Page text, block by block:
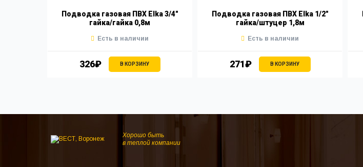
Подводка газовая ПВХ Elka 3/4"
гайка/гайка 0,8м
326₽ В КОРЗИНУ
Есть в наличии
Подводка газовая ПВХ Elka 1/2"
гайка/штуцер 1,8м
271₽ В КОРЗИНУ
Есть в наличии
Хорошо быть
в теплой компании